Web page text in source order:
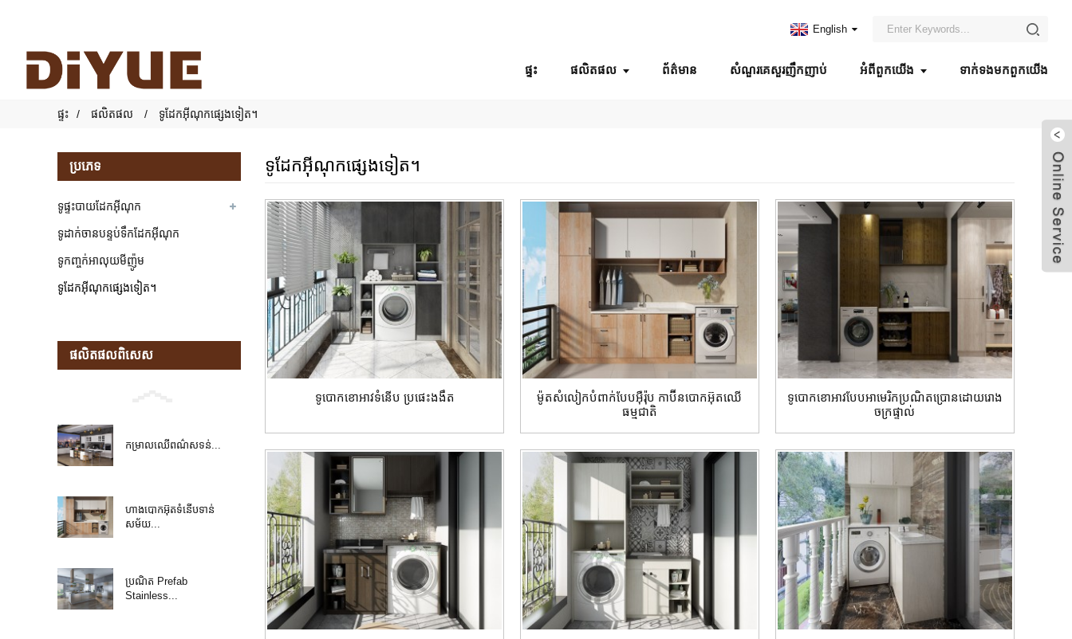
ផ្ទះ ផលិតផល ព័ត៌មាន សំណួរគេសួរញឹកញាប់ អំពី​ពួក​យើង ទាក់ទង​មក​ពួក​យើង
English
ផ្ទះ ផលិតផល ទូដែកអ៊ីណុកផ្សេងទៀត។
ប្រភេទ
ទូផ្ទះបាយដែកអ៊ីណុក
ទូដាក់ចានបន្ទប់ទឹកដែកអ៊ីណុក
ទូកញ្ចក់អាលុយមីញ៉ូម
ទូដែកអ៊ីណុកផ្សេងទៀត។
ផលិតផល​ពិសេស
កម្រាលឈើពណ៌សទន់...
ហាងបោកអ៊ុតទំនើបទាន់
សម័យ...
ប្រណិត Prefab
Stainless...
ទូដែកអ៊ីណុកផ្សេងទៀត។
ទូបោកខោអាវទំនើប ប្រផេះងងឹត
ម៉ូតសំលៀកបំពាក់បែបអ៊ឺរ៉ុប កាប៊ីនបោកអ៊ុតឈើ
ធម្មជាតិ
ទូបោកខោអាវបែបអាមេរិកប្រណិតប្រោនដោយរោង
ចក្រផ្ទាល់